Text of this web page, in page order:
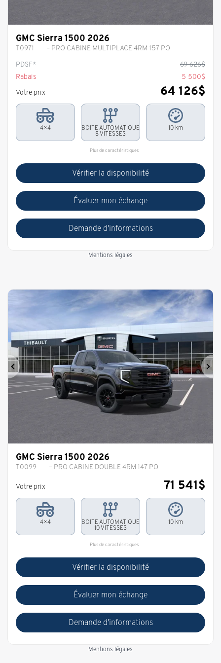
GMC Sierra 1500 2026
T0971
– PRO CABINE MULTIPLACE 4RM 157 PO
PDSF*
69 626$
Rabais
5 500$
Votre prix
64 126$
4×4
BOITE AUTOMATIQUE
8 VITESSES
10 km
Plus de caractéristiques
Vérifier la disponibilité
Évaluer mon échange
Demande d'informations
Mentions légales
Précédent
GMC Sierra 1500 2026
T0099 – PRO CABINE DOUBLE 4RM 147 PO
Votre prix 71 541$
4×4
BOITE AUTOMATIQUE
10 VITESSES
10 km
Plus de caractéristiques
Vérifier la disponibilité
Évaluer mon échange
Demande d'informations
Mentions légales